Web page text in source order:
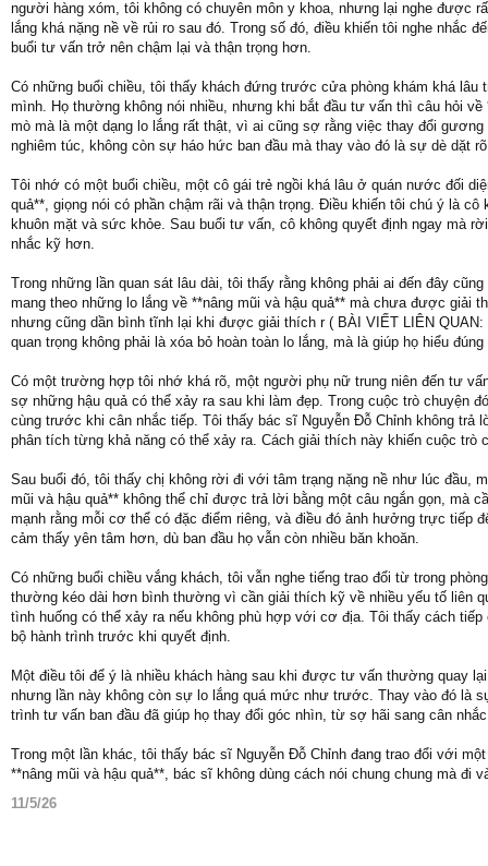
người hàng xóm, tôi không có chuyên môn y khoa, nhưng lại nghe được
lắng khá nặng nề về rủi ro sau đó. Trong số đó, điều khiến tôi nghe nhắc
buổi tư vấn trở nên chậm lại và thận trọng hơn.
Có những buổi chiều, tôi thấy khách đứng trước cửa phòng khám khá
mình. Họ thường không nói nhiều, nhưng khi bắt đầu tư vấn thì câu hỏi
mò mà là một dạng lo lắng rất thật, vì ai cũng sợ rằng việc thay đổi
nghiêm túc, không còn sự háo hức ban đầu mà thay vào đó là sự dè dặt
Tôi nhớ có một buổi chiều, một cô gái trẻ ngồi khá lâu ở quán nước đối
quả**, giọng nói có phần chậm rãi và thận trọng. Điều khiến tôi chú ý là
khuôn mặt và sức khỏe. Sau buổi tư vấn, cô không quyết định ngay mà
nhắc kỹ hơn.
Trong những lần quan sát lâu dài, tôi thấy rằng không phải ai đến đây
mang theo những lo lắng về **nâng mũi và hậu quả** mà chưa được giải
nhưng cũng dần bình tĩnh lại khi được giải thích r ( BÀI VIẾT LIÊN QUAN:
quan trọng không phải là xóa bỏ hoàn toàn lo lắng, mà là giúp họ hiểu
Có một trường hợp tôi nhớ khá rõ, một người phụ nữ trung niên đến tư
sợ những hậu quả có thể xảy ra sau khi làm đẹp. Trong cuộc trò chuyện
cùng trước khi cân nhắc tiếp. Tôi thấy bác sĩ Nguyễn Đỗ Chỉnh không
phân tích từng khả năng có thể xảy ra. Cách giải thích này khiến cuộc
Sau buổi đó, tôi thấy chị không rời đi với tâm trạng nặng nề như lúc đầu,
mũi và hậu quả** không thể chỉ được trả lời bằng một câu ngắn gọn, mà
mạnh rằng mỗi cơ thể có đặc điểm riêng, và điều đó ảnh hưởng trực tiếp
cảm thấy yên tâm hơn, dù ban đầu họ vẫn còn nhiều băn khoăn.
Có những buổi chiều vắng khách, tôi vẫn nghe tiếng trao đổi từ trong
thường kéo dài hơn bình thường vì cần giải thích kỹ về nhiều yếu tố liên
tình huống có thể xảy ra nếu không phù hợp với cơ địa. Tôi thấy cách
bộ hành trình trước khi quyết định.
Một điều tôi để ý là nhiều khách hàng sau khi được tư vấn thường quay
nhưng lần này không còn sự lo lắng quá mức như trước. Thay vào đó là
trình tư vấn ban đầu đã giúp họ thay đổi góc nhìn, từ sợ hãi sang cân
Trong một lần khác, tôi thấy bác sĩ Nguyễn Đỗ Chỉnh đang trao đổi với
**nâng mũi và hậu quả**, bác sĩ không dùng cách nói chung chung mà
11/5/26